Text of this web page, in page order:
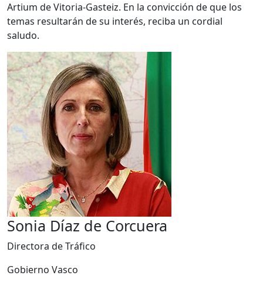
Artium de Vitoria-Gasteiz. En la convicción de que los
temas resultarán de su interés, reciba un cordial
saludo.
Sonia Díaz de Corcuera
Directora de Tráfico
Gobierno Vasco